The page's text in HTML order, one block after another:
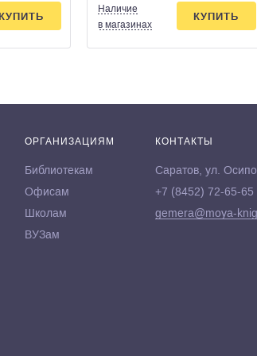
Наличие
в магазинах
КУПИТЬ
ОРГАНИЗАЦИЯМ
Библиотекам
Офисам
Школам
ВУЗам
КОНТАКТЫ
Саратов, ул.
+7 (8452) 72-65-65
gemera@moya-